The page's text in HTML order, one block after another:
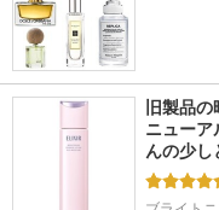
旧製品
ニューア
んの少